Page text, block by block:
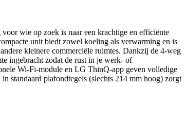
wie op zoek is naar een krachtige en efficiënte
unit biedt zowel koeling als verwarming en is
kleinere commerciële ruimtes. Dankzij de 4-weg
ingebracht zodat de rust in je werk- of
Wi-Fi-module en LG ThinQ-app geven volledige
standaard plafondtegels (slechts 214 mm hoog) zorgt